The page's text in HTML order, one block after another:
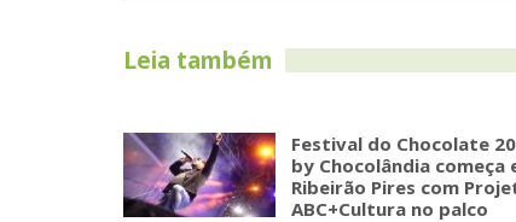
Leia também
Festival do Chocolate
by Chocolândia começa
Ribeirão Pires com
ABC+Cultura no palco